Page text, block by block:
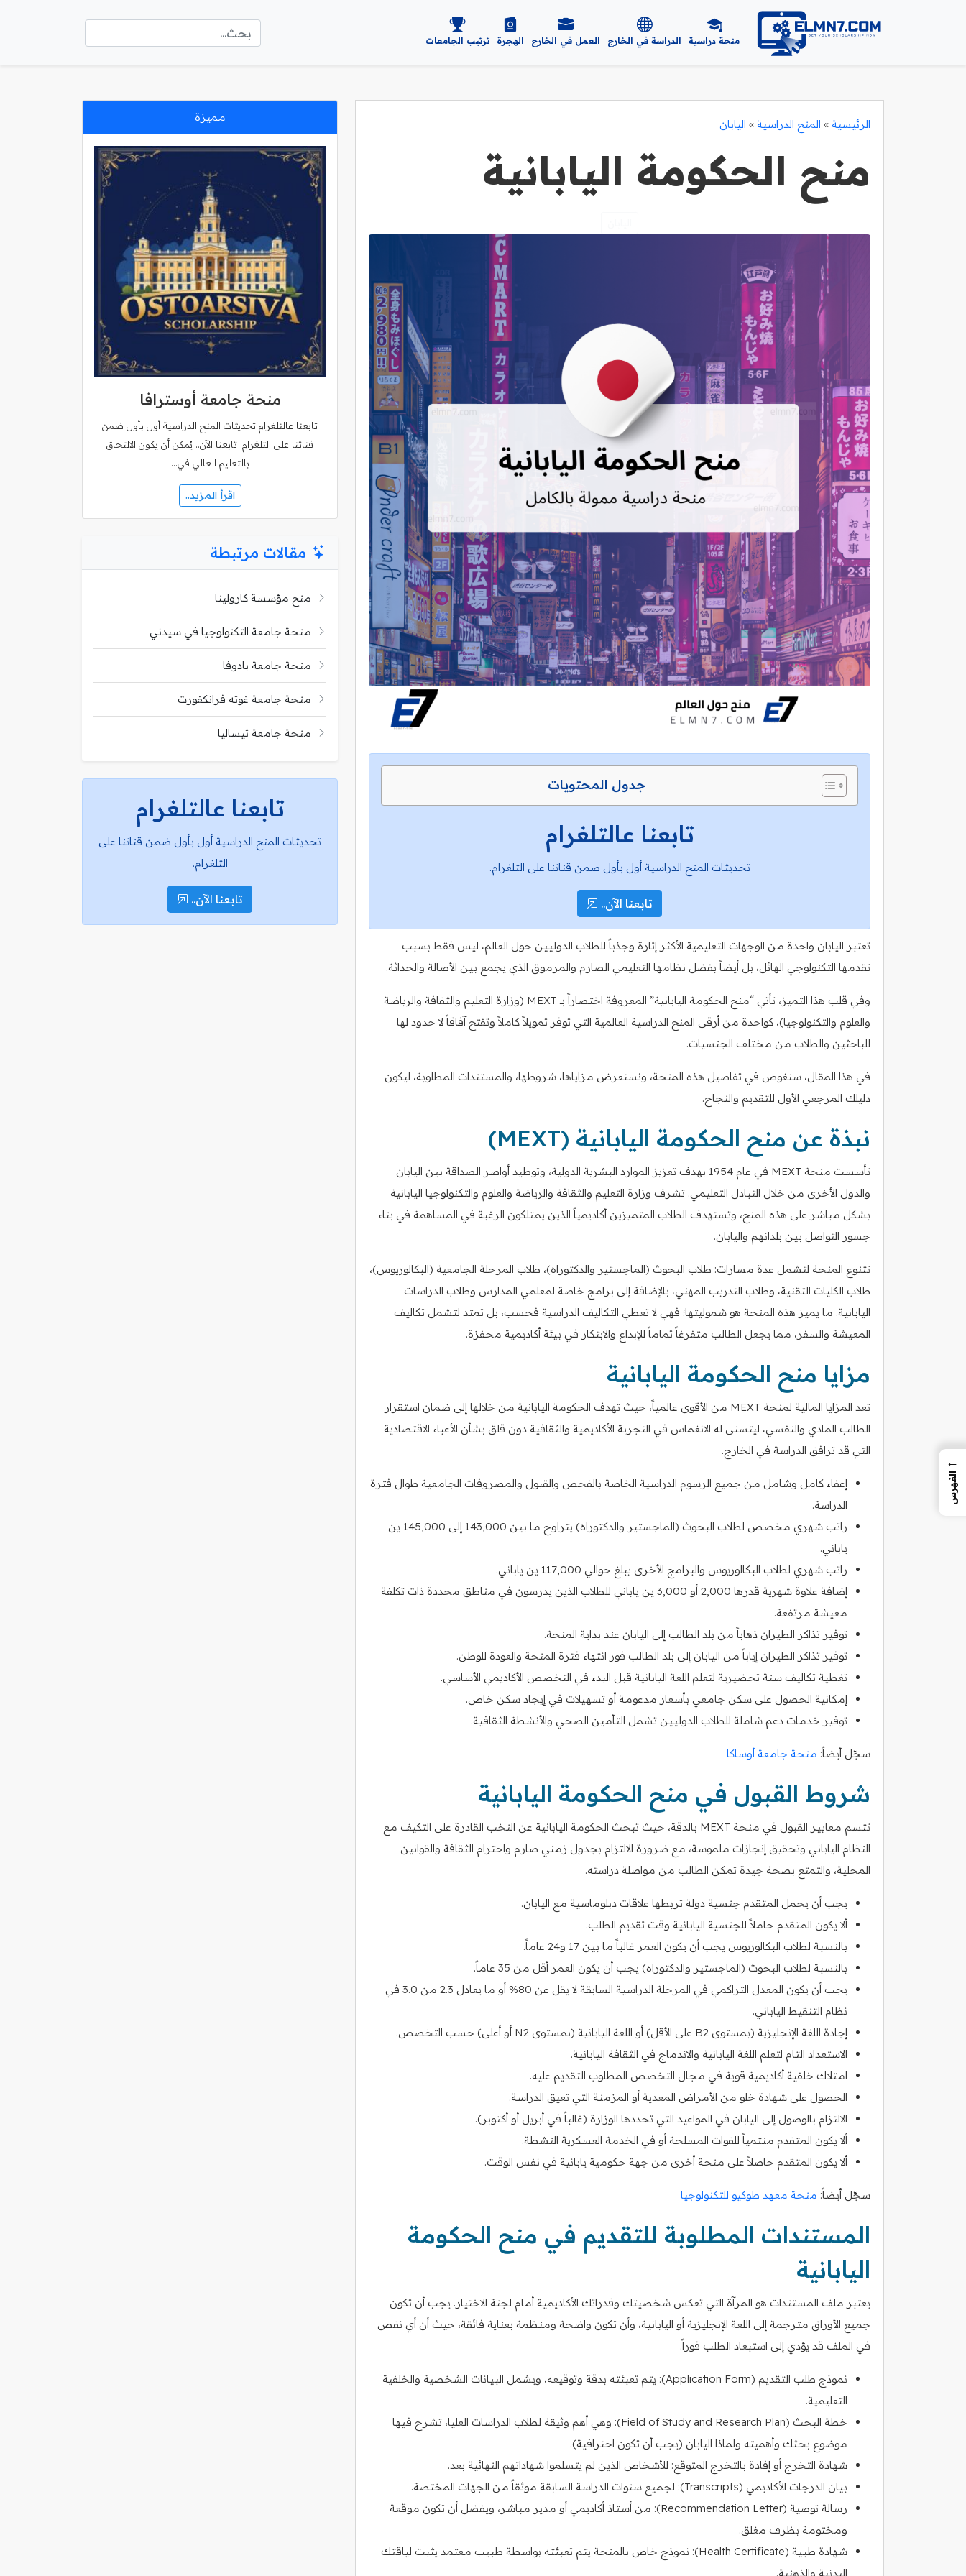
منحة دراسية الدراسة في الخارج العمل في الخارج الهجرة ترتيب الجامعات
الرئيسية » المنح الدراسية » اليابان
منح الحكومة اليابانية
جدول المحتويات
تابعنا عالتلغرام
تحديثات المنح الدراسية أول بأول ضمن قناتنا على التلغرام.
تابعنا الآن..
تعتبر اليابان واحدة من الوجهات التعليمية الأكثر إثارة وجذباً للطلاب الدوليين حول العالم، ليس فقط بسبب
تقدمها التكنولوجي الهائل، بل أيضاً بفضل نظامها التعليمي الصارم والمرموق الذي يجمع بين الأصالة والحداثة.
وفي قلب هذا التميز، تأتي “منح الحكومة اليابانية” المعروفة اختصاراً بـ MEXT (وزارة التعليم والثقافة والرياضة
والعلوم والتكنولوجيا)، كواحدة من أرقى المنح الدراسية العالمية التي توفر تمويلاً كاملاً وتفتح آفاقاً لا حدود لها
للباحثين والطلاب من مختلف الجنسيات.
في هذا المقال، سنغوص في تفاصيل هذه المنحة، ونستعرض مزاياها، شروطها، والمستندات المطلوبة، ليكون
دليلك المرجعي الأول للتقديم والنجاح.
نبذة عن منح الحكومة اليابانية (MEXT)
تأسست منحة MEXT في عام 1954 بهدف تعزيز الموارد البشرية الدولية، وتوطيد أواصر الصداقة بين اليابان
والدول الأخرى من خلال التبادل التعليمي. تشرف وزارة التعليم والثقافة والرياضة والعلوم والتكنولوجيا اليابانية
بشكل مباشر على هذه المنح، وتستهدف الطلاب المتميزين أكاديمياً الذين يمتلكون الرغبة في المساهمة في بناء
جسور التواصل بين بلدانهم واليابان.
تتنوع المنحة لتشمل عدة مسارات: طلاب البحوث (الماجستير والدكتوراه)، طلاب المرحلة الجامعية (البكالوريوس)،
طلاب الكليات التقنية، وطلاب التدريب المهني، بالإضافة إلى برامج خاصة لمعلمي المدارس وطلاب الدراسات
اليابانية. ما يميز هذه المنحة هو شموليتها؛ فهي لا تغطي التكاليف الدراسية فحسب، بل تمتد لتشمل تكاليف
المعيشة والسفر، مما يجعل الطالب متفرغاً تماماً للإبداع والابتكار في بيئة أكاديمية محفزة.
مزايا منح الحكومة اليابانية
تعد المزايا المالية لمنحة MEXT من الأقوى عالمياً، حيث تهدف الحكومة اليابانية من خلالها إلى ضمان استقرار
الطالب المادي والنفسي، ليتسنى له الانغماس في التجربة الأكاديمية والثقافية دون قلق بشأن الأعباء الاقتصادية
التي قد ترافق الدراسة في الخارج.
إعفاء كامل وشامل من جميع الرسوم الدراسية الخاصة بالفحص والقبول والمصروفات الجامعية طوال فترة
الدراسة.
راتب شهري مخصص لطلاب البحوث (الماجستير والدكتوراه) يتراوح ما بين 143,000 إلى 145,000 ين
ياباني.
راتب شهري لطلاب البكالوريوس والبرامج الأخرى يبلغ حوالي 117,000 ين ياباني.
إضافة علاوة شهرية قدرها 2,000 أو 3,000 ين ياباني للطلاب الذين يدرسون في مناطق محددة ذات تكلفة
معيشة مرتفعة.
توفير تذاكر الطيران ذهاباً من بلد الطالب إلى اليابان عند بداية المنحة.
توفير تذاكر الطيران إياباً من اليابان إلى بلد الطالب فور انتهاء فترة المنحة والعودة للوطن.
تغطية تكاليف سنة تحضيرية لتعلم اللغة اليابانية قبل البدء في التخصص الأكاديمي الأساسي.
إمكانية الحصول على سكن جامعي بأسعار مدعومة أو تسهيلات في إيجاد سكن خاص.
توفير خدمات دعم شاملة للطلاب الدوليين تشمل التأمين الصحي والأنشطة الثقافية.
سجّل أيضاً: منحة جامعة أوساكا
شروط القبول في منح الحكومة اليابانية
تتسم معايير القبول في منحة MEXT بالدقة، حيث تبحث الحكومة اليابانية عن النخب القادرة على التكيف مع
النظام الياباني وتحقيق إنجازات ملموسة، مع ضرورة الالتزام بجدول زمني صارم واحترام الثقافة والقوانين
المحلية، والتمتع بصحة جيدة تمكن الطالب من مواصلة دراسته.
يجب أن يحمل المتقدم جنسية دولة تربطها علاقات دبلوماسية مع اليابان.
ألا يكون المتقدم حاملاً للجنسية اليابانية وقت تقديم الطلب.
بالنسبة لطلاب البكالوريوس يجب أن يكون العمر غالباً ما بين 17 و24 عاماً.
بالنسبة لطلاب البحوث (الماجستير والدكتوراه) يجب أن يكون العمر أقل من 35 عاماً.
يجب أن يكون المعدل التراكمي في المرحلة الدراسية السابقة لا يقل عن 80% أو ما يعادل 2.3 من 3.0 في
نظام التنقيط الياباني.
إجادة اللغة الإنجليزية (بمستوى B2 على الأقل) أو اللغة اليابانية (بمستوى N2 أو أعلى) حسب التخصص.
الاستعداد التام لتعلم اللغة اليابانية والاندماج في الثقافة اليابانية.
امتلاك خلفية أكاديمية قوية في مجال التخصص المطلوب التقديم عليه.
الحصول على شهادة خلو من الأمراض المعدية أو المزمنة التي تعيق الدراسة.
الالتزام بالوصول إلى اليابان في المواعيد التي تحددها الوزارة (غالباً في أبريل أو أكتوبر).
ألا يكون المتقدم منتمياً للقوات المسلحة أو في الخدمة العسكرية النشطة.
ألا يكون المتقدم حاصلاً على منحة أخرى من جهة حكومية يابانية في نفس الوقت.
سجّل أيضاً: منحة معهد طوكيو للتكنولوجيا
المستندات المطلوبة للتقديم في منح الحكومة
اليابانية
يعتبر ملف المستندات هو المرآة التي تعكس شخصيتك وقدراتك الأكاديمية أمام لجنة الاختيار. يجب أن تكون
جميع الأوراق مترجمة إلى اللغة الإنجليزية أو اليابانية، وأن تكون واضحة ومنظمة بعناية فائقة، حيث أن أي نقص
في الملف قد يؤدي إلى استبعاد الطلب فوراً.
نموذج طلب التقديم (Application Form): يتم تعبئته بدقة وتوقيعه، ويشمل البيانات الشخصية والخلفية
التعليمية.
خطة البحث (Field of Study and Research Plan): وهي أهم وثيقة لطلاب الدراسات العليا، تشرح فيها
موضوع بحثك وأهميته ولماذا اليابان (يجب أن تكون احترافية).
شهادة التخرج أو إفادة بالتخرج المتوقع: للأشخاص الذين لم يتسلموا شهاداتهم النهائية بعد.
بيان الدرجات الأكاديمي (Transcripts): لجميع سنوات الدراسة السابقة موثقاً من الجهات المختصة.
رسالة توصية (Recommendation Letter): من أستاذ أكاديمي أو مدير مباشر، ويفضل أن تكون موقعة
ومختومة بظرف مغلق.
شهادة طبية (Health Certificate): نموذج خاص بالمنحة يتم تعبئته بواسطة طبيب معتمد يثبت لياقتك
البدنية والذهنية.
مميزة
منحة جامعة أوسترافا
تابعنا عالتلغرام تحديثات المنح الدراسية أول بأول ضمن
قناتنا على التلغرام. تابعنا الآن.. يُمكن أن يكون الالتحاق
بالتعليم العالي في…
اقرأ المزيد..
مقالات مرتبطة
منح مؤسسة كارولينا
منحة جامعة التكنولوجيا في سيدني
منحة جامعة بادوفا
منحة جامعة غوته فرانكفورت
منحة جامعة ثيساليا
تابعنا عالتلغرام
تحديثات المنح الدراسية أول بأول ضمن قناتنا على
التلغرام.
تابعنا الآن..
←
الفهرس